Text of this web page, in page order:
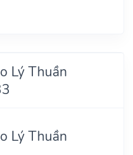
Lý Thuần
Lý Thuần